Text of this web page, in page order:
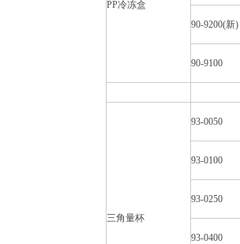
PP冷冻盒
90-9200(新)
90-9100
三角量杯
93-0050
93-0100
93-0250
93-0400